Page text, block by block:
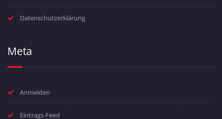
Datenschutzerklärung
Meta
Anmelden
Eintrags-Feed